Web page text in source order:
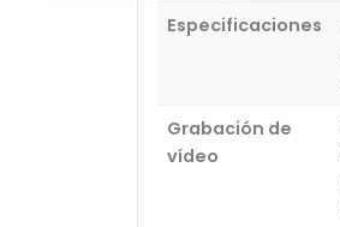
Especificaciones
Grabación de
vídeo